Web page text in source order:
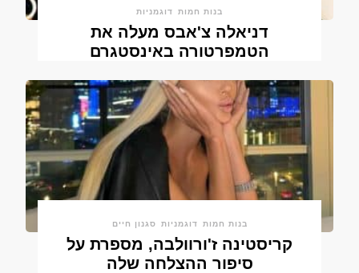
בנות חמות דוגמניות
דניאלה צ'אבס מעלה את
הטמפרטורה באינסטגרם
בנות חמות דוגמניות סגנון חיים
קריסטינה ז'ורוולבה, מספרת על
סיפור ההצלחה שלה